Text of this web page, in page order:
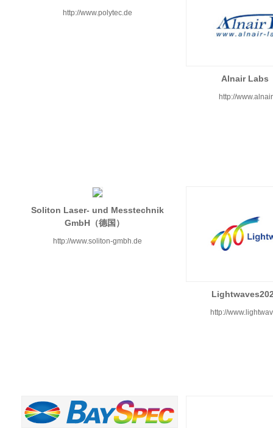
http://www.polytec.de
Alnair Labs
http://
Soliton Laser- und Messtechnik
GmbH（德国）
http://www.soliton-gmbh.de
http://